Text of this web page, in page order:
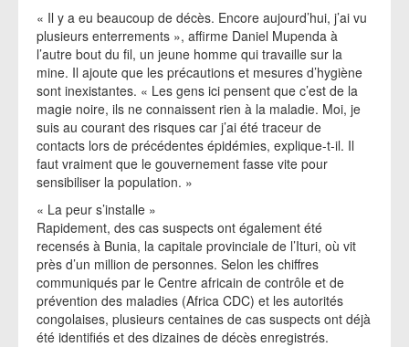
« Il y a eu beaucoup de décès. Encore aujourd’hui, j’ai vu
plusieurs enterrements », affirme Daniel Mupenda à
l’autre bout du fil, un jeune homme qui travaille sur la
mine. Il ajoute que les précautions et mesures d’hygiène
sont inexistantes. « Les gens ici pensent que c’est de la
magie noire, ils ne connaissent rien à la maladie. Moi, je
suis au courant des risques car j’ai été traceur de
contacts lors de précédentes épidémies, explique-t-il. Il
faut vraiment que le gouvernement fasse vite pour
sensibiliser la population. »
« La peur s’installe »
Rapidement, des cas suspects ont également été
recensés à Bunia, la capitale provinciale de l’Ituri, où vit
près d’un million de personnes. Selon les chiffres
communiqués par le Centre africain de contrôle et de
prévention des maladies (Africa CDC) et les autorités
congolaises, plusieurs centaines de cas suspects ont déjà
été identifiés et des dizaines de décès enregistrés.